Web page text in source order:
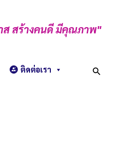
ส สร้างคนดี มีคุณภาพ"
ติดต่อเรา Search